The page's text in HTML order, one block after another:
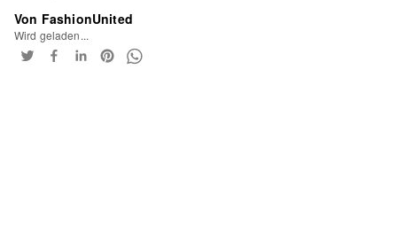
Von FashionUnited
Wird geladen...